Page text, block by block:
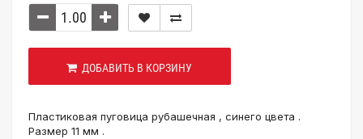
ДОБАВИТЬ В КОРЗИНУ
Пластиковая пуговица рубашечная , синего цвета .
Размер 11 мм .